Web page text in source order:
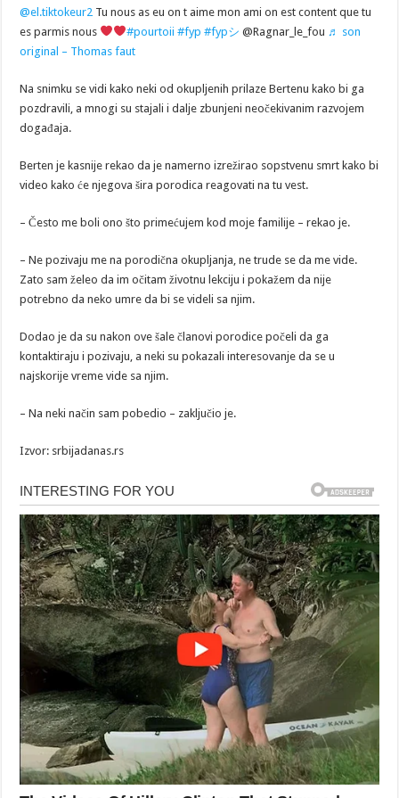
@el.tiktokeur2 Tu nous as eu on t aime mon ami on est content que tu
es parmis nous
#pourtoii #fyp #fypシ @Ragnar_le_fou ♬ son
original – Thomas faut
Na snimku se vidi kako neki od okupljenih prilaze Bertenu kako bi ga
pozdravili, a mnogi su stajali i dalje zbunjeni neočekivanim razvojem
događaja.
Berten je kasnije rekao da je namerno izrežirao sopstvenu smrt kako bi
video kako će njegova šira porodica reagovati na tu vest.
– Često me boli ono što primećujem kod moje familije – rekao je.
– Ne pozivaju me na porodična okupljanja, ne trude se da me vide.
Zato sam želeo da im očitam životnu lekciju i pokažem da nije
potrebno da neko umre da bi se videli sa njim.
Dodao je da su nakon ove šale članovi porodice počeli da ga
kontaktiraju i pozivaju, a neki su pokazali interesovanje da se u
najskorije vreme vide sa njim.
– Na neki način sam pobedio – zaključio je.
Izvor: srbijadanas.rs